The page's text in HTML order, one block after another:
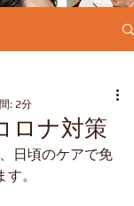
肌質改善サロン
ロナ対策
: 2分
日頃のケアで免
。